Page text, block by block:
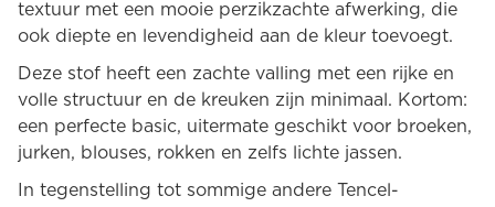
textuur met een mooie perzikzachte afwerking, die
ook diepte en levendigheid aan de kleur toevoegt.
Deze stof heeft een zachte valling met een rijke en
volle structuur en de kreuken zijn minimaal. Kortom:
een perfecte basic, uitermate geschikt voor broeken,
jurken, blouses, rokken en zelfs lichte jassen.
In tegenstelling tot sommige andere Tencel-